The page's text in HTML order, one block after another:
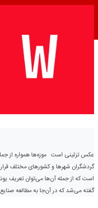
تاریخ انتشار:
سیر تاریخی
عکس تزئینی است موزه‌ها همواره از
گردشگران شهرها و کشورهای مختلف قرار
است که از جمله آن‌ها می‌توان تعریف
گفته می‌شد که در آن‌جا به مطالعه